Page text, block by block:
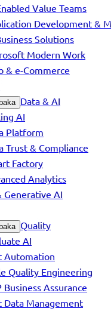
Value Teams
Development &
Solutions
Modern Work
& e-Commerce
Data & AI
AI
Platform
Trust & Compliance
Factory
Analytics
Generative AI
Quality
AI
Automation
Quality Engineering
Business Assurance
Data Management